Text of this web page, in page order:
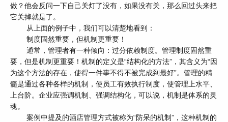
做？他会反问一下自己关灯了没有，如果没有关，那么回过头来把
它关掉就是了。
从上面的例子中，我们可以清楚地看到：
制度固然重要，但机制更重要！
通常，管理者有一种倾向：过分依赖制度。管理制度固然重
要，但是机制更重要！机制的定义是“结构化的方法”，其含义为“因
为这个方法的存在，使得一件事不得不被完成到最好”。管理的精
髓是通过各种各样的机制，使员工有效执行制度，使管理上水平、
上台阶。企业应强调机制、强调结构化，可以说，机制是体系的灵
魂。
案例中提及的酒店管理方式被称为“防呆的机制”，这种机制的